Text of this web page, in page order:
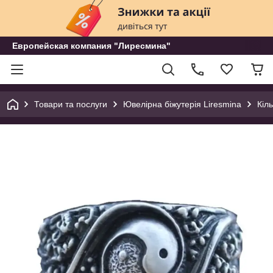
Европейская компания "Лиресмина"
Товари та послуги Ювелірна біжутерія Liresmina